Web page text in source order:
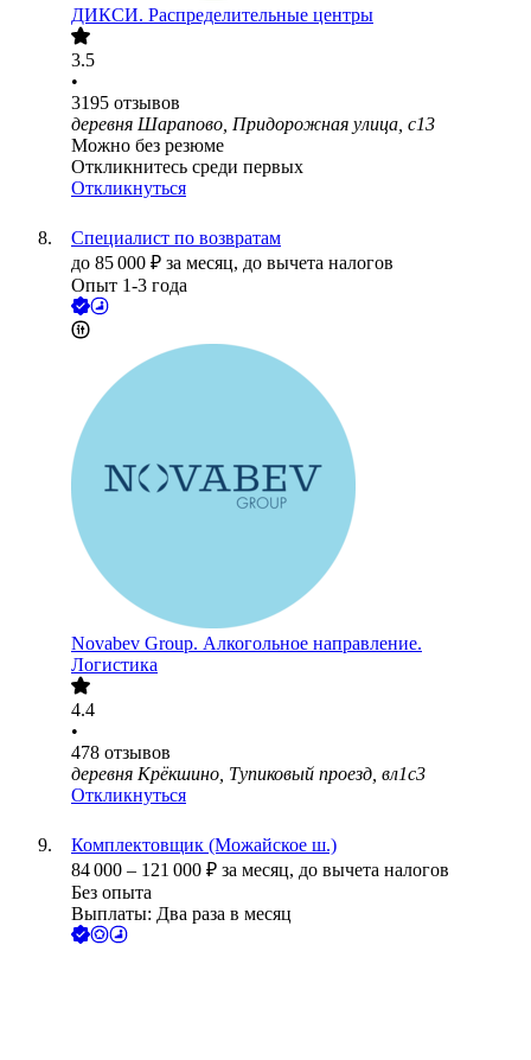
ДИКСИ. Распределительные центры
3.5
•
3195 отзывов
деревня Шарапово, Придорожная улица, с13
Можно без резюме
Откликнитесь среди первых
Откликнуться
Специалист по возвратам
до 85 000 ₽ за месяц, до вычета налогов
Опыт 1-3 года
Novabev Group. Алкогольное направление.
Логистика
4.4
•
478 отзывов
деревня Крёкшино, Тупиковый проезд, вл1с3
Откликнуться
Комплектовщик (Можайское ш.)
84 000 – 121 000 ₽ за месяц, до вычета налогов
Без опыта
Выплаты: Два раза в месяц